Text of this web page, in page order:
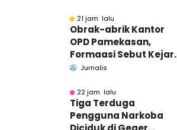
21 jam lalu
Obrak-abrik Kantor
OPD Pamekasan,
Formaasi Sebut Kejari
Pamekasan
Jurnalis
22 jam lalu
Tiga Terduga
Pengguna Narkoba